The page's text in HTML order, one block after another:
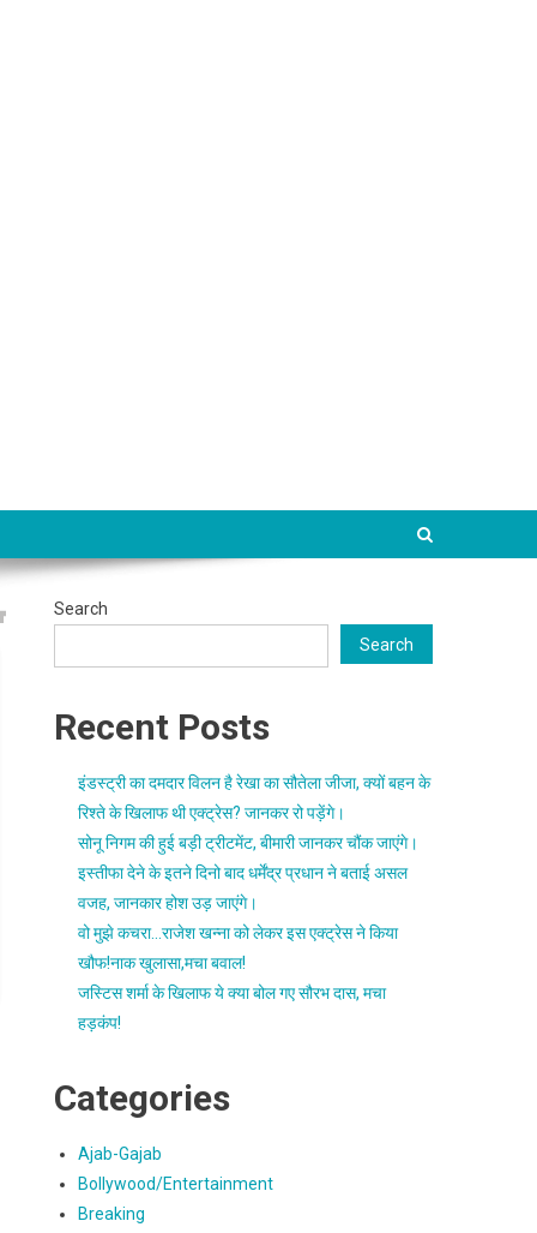
Search
Search
Recent Posts
इंडस्ट्री का दमदार विलन है रेखा का सौतेला जीजा, क्यों बहन के
रिश्ते के खिलाफ थी एक्ट्रेस? जानकर रो पड़ेंगे।
सोनू निगम की हुई बड़ी ट्रीटमेंट, बीमारी जानकर चौंक जाएंगे।
इस्तीफा देने के इतने दिनो बाद धर्मेंद्र प्रधान ने बताई असल
वजह, जानकार होश उड़ जाएंगे।
वो मुझे कचरा…राजेश खन्ना को लेकर इस एक्ट्रेस ने किया
खौफ!नाक खुलासा,मचा बवाल!
जस्टिस शर्मा के खिलाफ ये क्या बोल गए सौरभ दास, मचा
हड़कंप!
Categories
Ajab-Gajab
Bollywood/Entertainment
Breaking